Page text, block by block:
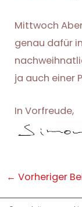
Mittwoch
genau dafür
ja auch einer
In Vorfreude,
Post
← Vorheriger